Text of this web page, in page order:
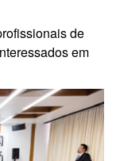
de
em